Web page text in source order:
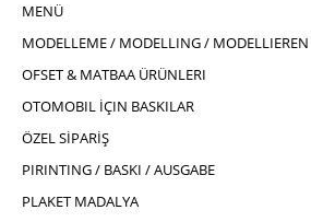
MENÜ
MODELLEME / MODELLING / MODELLIEREN
OFSET & MATBAA ÜRÜNLERI
OTOMOBIL İÇIN BASKILAR
ÖZEL SİPARİŞ
PIRINTING / BASKI / AUSGABE
PLAKET MADALYA